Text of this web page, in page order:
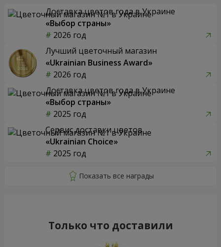
Доставка цветов года в Украине
«Выбор страны»
2026 год
Лучший цветочный магазин
«Ukrainian Business Award»
2026 год
Доставка цветов года в Украине
«Выбор страны»
2025 год
Сервис доставки цветов
«Ukrainian Choice»
2025 год
Только что доставили